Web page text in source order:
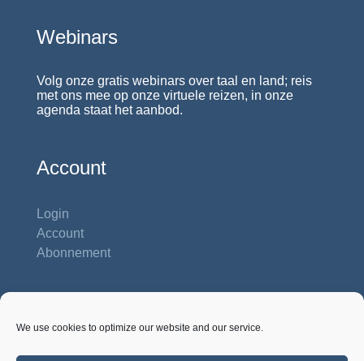
We use cookies to optimize our website and our service.
Webinars
Volg onze gratis webinars over taal en land; reis
met ons mee op onze virtuele reizen, in onze
agenda staat het aanbod.
Account
Login
Account
Abonnement
Contactgegevens
Inbar 62 b